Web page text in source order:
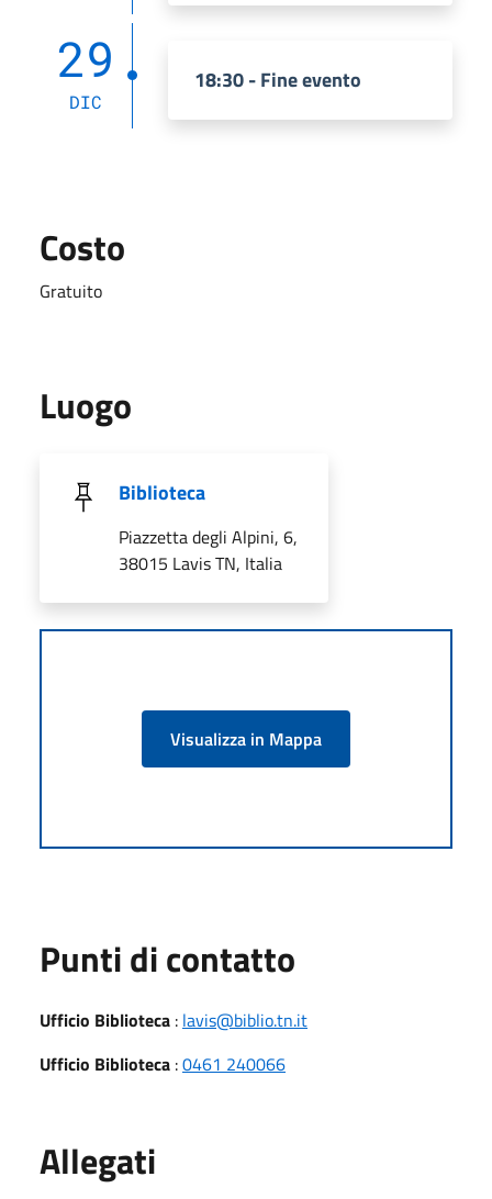
29
DIC
18:30 - Fine evento
Costo
Gratuito
Luogo
Biblioteca
Piazzetta degli Alpini, 6,
38015 Lavis TN, Italia
Visualizza in Mappa
Punti di contatto
Ufficio Biblioteca : lavis@biblio.tn.it
Ufficio Biblioteca :0461 240066
Allegati